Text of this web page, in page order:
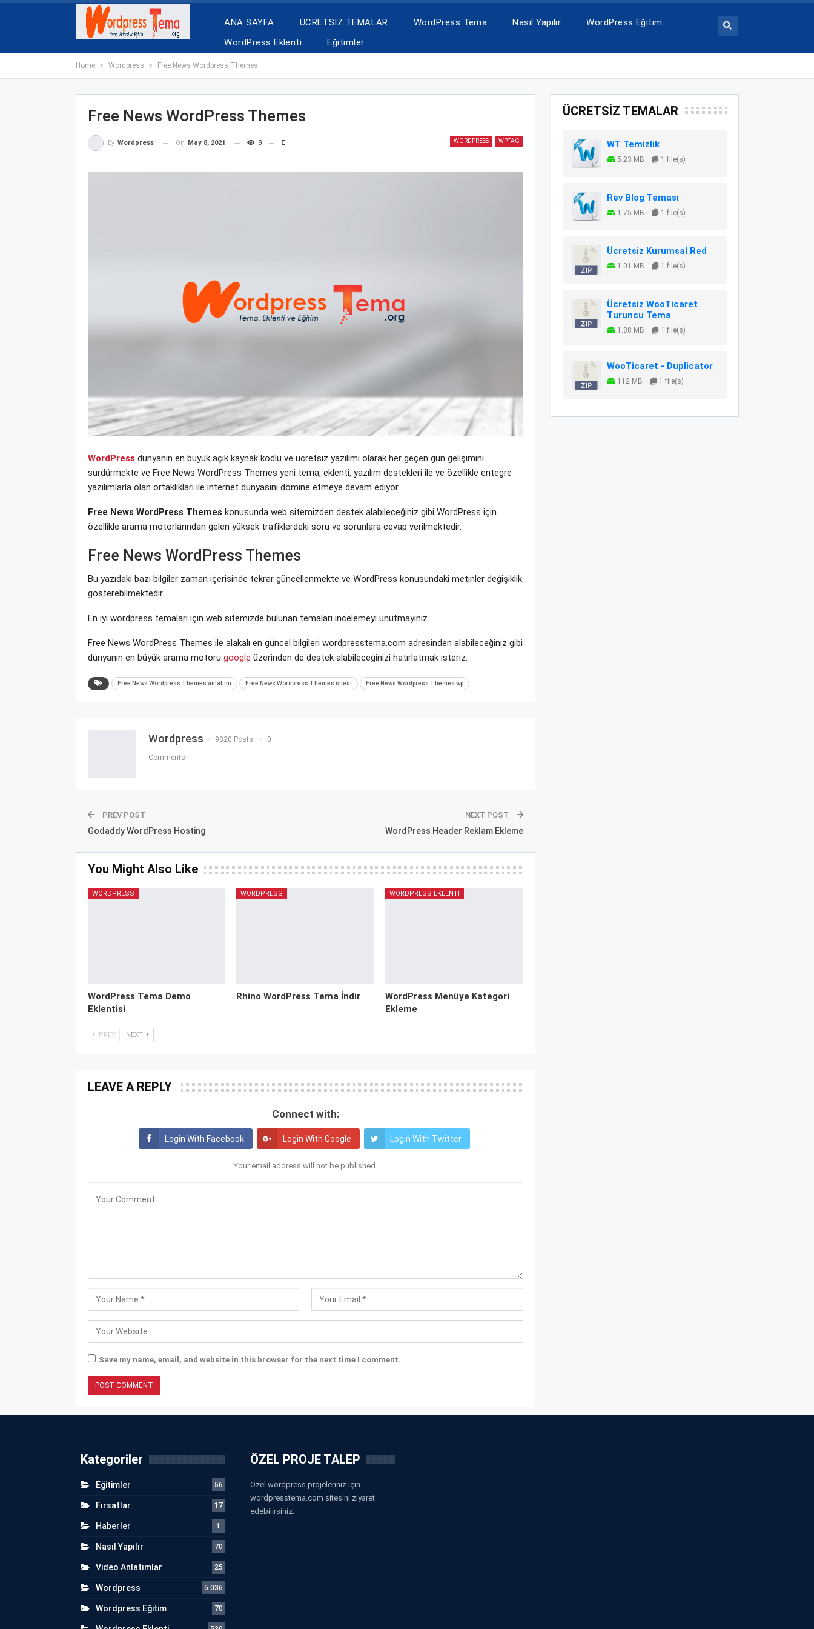
ANA SAYFA ÜCRETSİZ TEMALAR WordPress Tema Nasıl Yapılır
WordPress Eğitim
WordPress Eklenti
Eğitimler
Home Wordpress Free News Wordpress Themes
Free News WordPress Themes
WORDPRESS WPTAG
By Wordpress On May 8, 2021 8
WordPress dünyanın en büyük açık kaynak kodlu ve ücretsiz yazılımı olarak her geçen gün gelişimini
sürdürmekte ve Free News WordPress Themes yeni tema, eklenti, yazılım destekleri ile ve özellikle entegre
yazılımlarla olan ortaklıkları ile internet dünyasını domine etmeye devam ediyor.
Free News WordPress Themes konusunda web sitemizden destek alabileceğiniz gibi WordPress için
özellikle arama motorlarından gelen yüksek trafiklerdeki soru ve sorunlara cevap verilmektedir.
Free News WordPress Themes
Bu yazıdaki bazı bilgiler zaman içerisinde tekrar güncellenmekte ve WordPress konusundaki metinler değişiklik
gösterebilmektedir.
En iyi wordpress temaları için web sitemizde bulunan temaları incelemeyi unutmayınız.
Free News WordPress Themes ile alakalı en güncel bilgileri wordpresstema.com adresinden alabileceğiniz gibi
dünyanın en büyük arama motoru google üzerinden de destek alabileceğinizi hatırlatmak isteriz.
Free News Wordpress Themes anlatımı Free News Wordpress Themes sitesi Free News Wordpress Themes wp
Wordpress 9820 Posts 0
Comments
PREV POST
Godaddy WordPress Hosting
NEXT POST
WordPress Header Reklam Ekleme
You Might Also Like
WORDPRESS
WordPress Tema Demo
Eklentisi
WORDPRESS
Rhino WordPress Tema İndir
WORDPRESS EKLENTI
WordPress Menüye Kategori
Ekleme
PREV NEXT
LEAVE A REPLY
Connect with:
Login With Facebook Login With Google Login With Twitter
Your email address will not be published.
Save my name, email, and website in this browser for the next time I comment.
ÜCRETSİZ TEMALAR
WT Temizlik
5.23 MB 1 file(s)
Rev Blog Teması
1.75 MB 1 file(s)
Ücretsiz Kurumsal Red
1.01 MB 1 file(s)
Ücretsiz WooTicaret
Turuncu Tema
1.88 MB 1 file(s)
WooTicaret - Duplicator
112 MB 1 file(s)
Kategoriler
Eğitimler 56
Fırsatlar 17
Haberler 1
Nasıl Yapılır 70
Video Anlatımlar 25
Wordpress 5.036
Wordpress Eğitim 70
ÖZEL PROJE TALEP
Özel wordpress projeleriniz için
wordpresstema.com sitesini ziyaret
edebilirsiniz.